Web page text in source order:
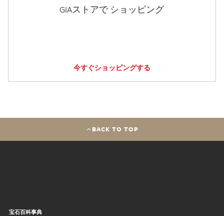
GIAストアで ショッピング
今すぐショッピングする
BACK TO TOP
宝石百科事典